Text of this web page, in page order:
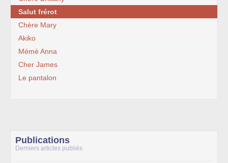
Salut frérot
Chère Mary
Akiko
Mémé Anna
Cher James
Le pantalon
Publications
Derniers articles publiés